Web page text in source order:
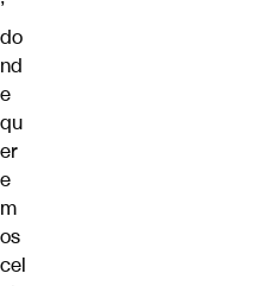
’
do
nd
e
qu
er
e
m
os
cel